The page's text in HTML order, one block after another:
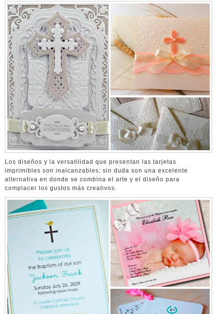
Los diseños y la versatilidad que presentan las tarjetas
imprimibles son inalcanzables; sin duda son una excelente
alternativa en donde se combina el arte y el diseño para
complacer los gustos más creativos.